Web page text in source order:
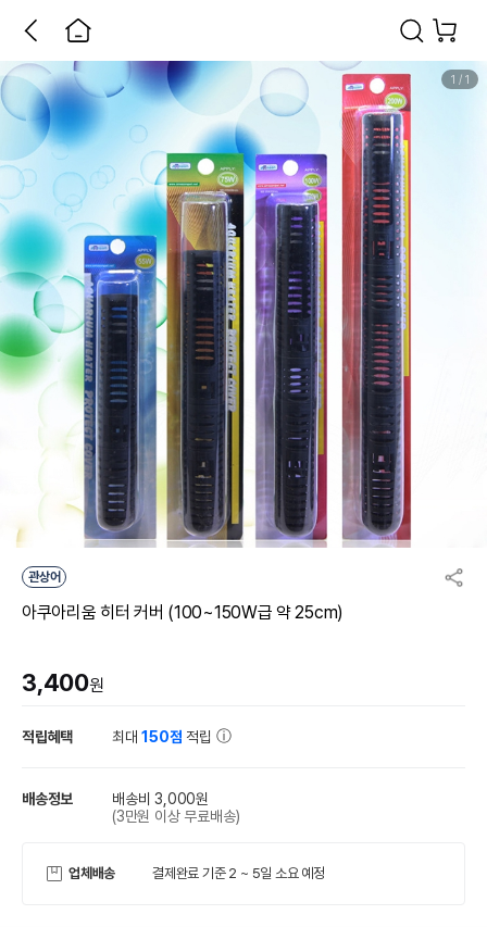
1 / 1
관상어
아쿠아리움 히터 커버 (100~150W급 약 25cm)
3,400원
적립혜택 최대150점 적립
배송정보
배송비 3,000원
(3만원 이상 무료배송)
업체배송 결제완료 기준 2 ~ 5일 소요 예정